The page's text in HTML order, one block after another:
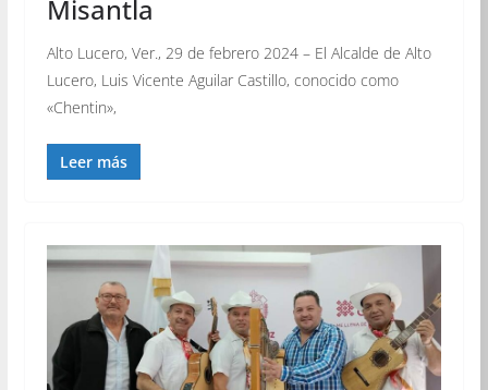
Misantla
Alto Lucero, Ver., 29 de febrero 2024 – El Alcalde de Alto
Lucero, Luis Vicente Aguilar Castillo, conocido como
«Chentin»,
Leer más